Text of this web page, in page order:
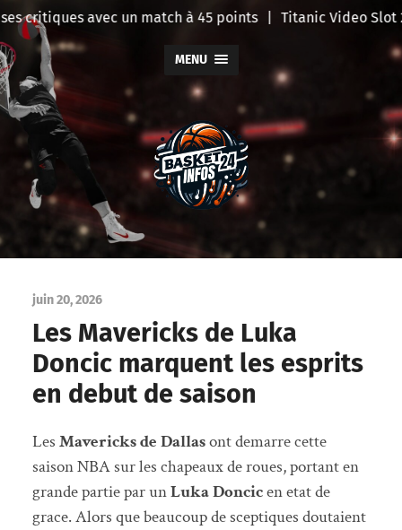
critiques avec un match à 45 points | Titanic Video Slot
MENU
BasketInfo
juin 20, 2026
Les Mavericks de Luka
Doncic marquent les esprits
en debut de saison
Les Mavericks de Dallasont demarre cette
saison NBA sur les chapeaux de roues, portant en
grande partie par unLuka Doncicen etat de
grace. Alors que beaucoup de sceptiques doutaient